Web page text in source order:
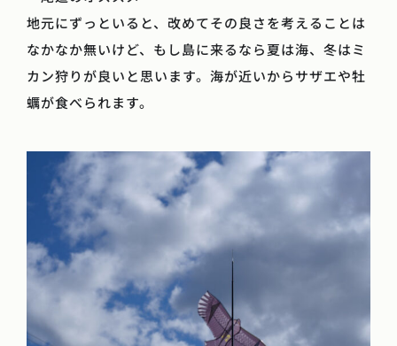
地元にずっといると、改めてその良さを考えることは
なかなか無いけど、もし島に来るなら夏は海、冬はミ
カン狩りが良いと思います。海が近いからサザエや牡
蠣が食べられます。